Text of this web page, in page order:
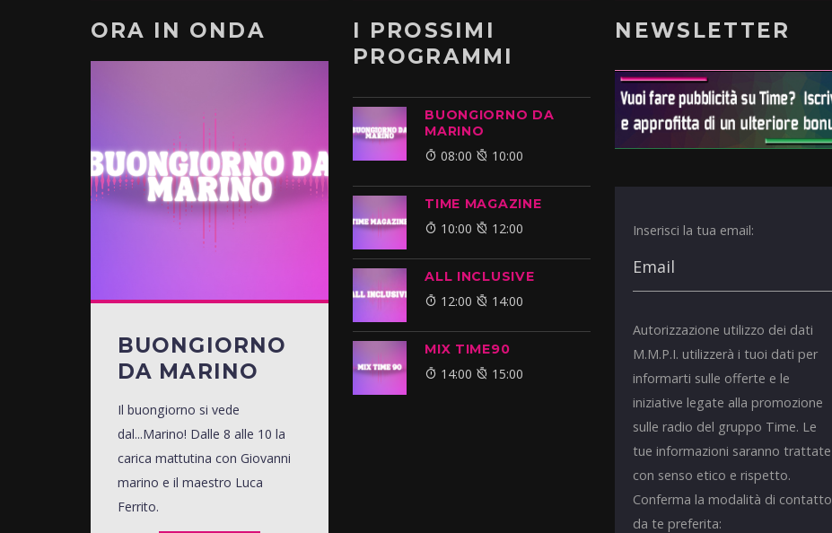
ORA IN ONDA
BUONGIORNO
DA MARINO
Il buongiorno si vede
dal...Marino! Dalle 8 alle 10 la
carica mattutina con Giovanni
marino e il maestro Luca
Ferrito.
I PROSSIMI
PROGRAMMI
BUONGIORNO DA
MARINO
08:00 10:00
TIME MAGAZINE
10:00 12:00
ALL INCLUSIVE
12:00 14:00
MIX TIME90
14:00 15:00
NEWSLETTER
Inserisci la tua email:
Autorizzazione utilizzo dei dati
M.M.P.I. utilizzerà i tuoi dati per
informarti sulle offerte e le
iniziative legate alla promozione
sulle radio del gruppo Time. Le
tue informazioni saranno trattate
con senso etico e rispetto.
Conferma la modalità di contatto
da te preferita: